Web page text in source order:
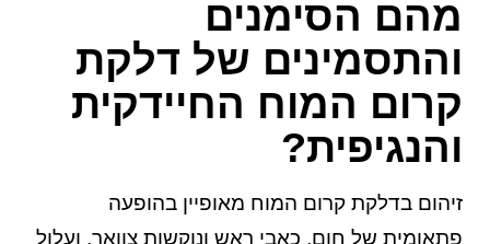
מהם הסימנים
והתסמינים של דלקת
קרום המוח החיידקית
והנגיפית?
זיהום בדלקת קרום המוח מאופיין בהופעה
פתאומית של חום, כאבי ראש ונוקשות צוואר, ועלול